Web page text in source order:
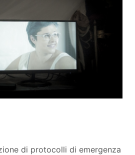
di protocolli di emergenza